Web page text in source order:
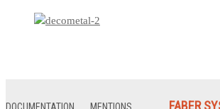
DOCUMENTATION MENTIONS FABER